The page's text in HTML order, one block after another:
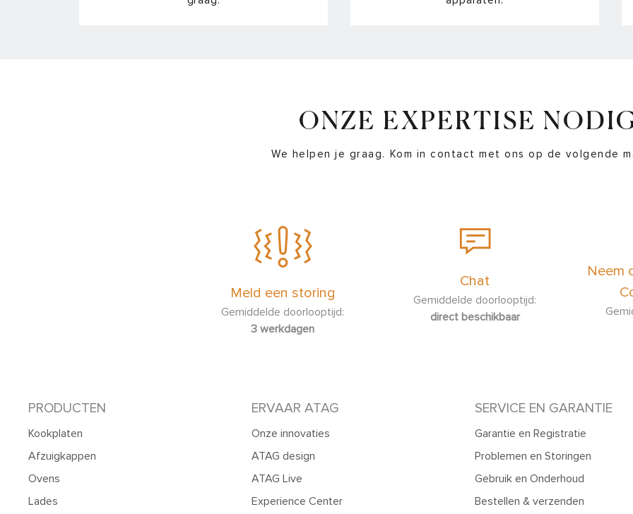
ONZE EXPERTISE
We helpen je graag. Kom in contact met ons op de volgende
Meld een storing
Gemiddelde doorlooptijd:
3 werkdagen
Chat
Gemiddelde doorlooptijd:
direct beschikbaar
Neem
PRODUCTEN
Kookplaten
Afzuigkappen
Ovens
Lades
ERVAAR ATAG
Onze innovaties
ATAG design
ATAG Live
Experience Center
SERVICE EN GARANTIE
Garantie en Registratie
Problemen en Storingen
Gebruik en Onderhoud
Bestellen & verzenden